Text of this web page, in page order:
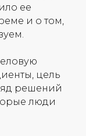
ее
и о том,
цель
решений
люди